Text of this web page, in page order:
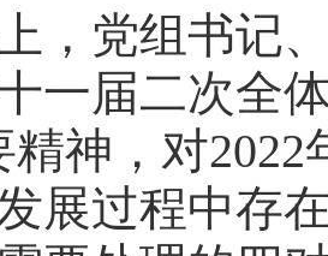
党组书记、
一届二次全
精神，对
展过程中存